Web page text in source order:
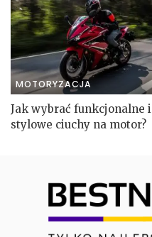
MOTORYZACJA
Jak wybrać funkcjonalne i
stylowe ciuchy na motor?